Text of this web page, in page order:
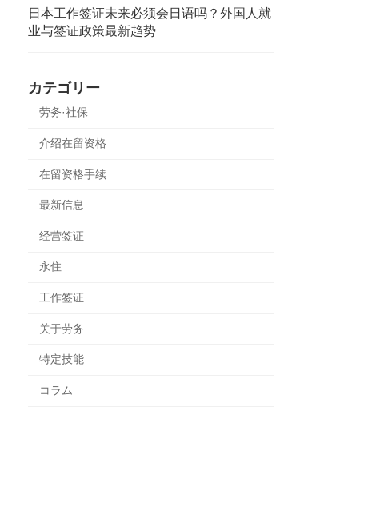
日本工作签证未来必须会日语吗？外国人就
业与签证政策最新趋势
カテゴリー
劳务·社保
介绍在留资格
在留资格手续
最新信息
经营签证
永住
工作签证
关于劳务
特定技能
コラム